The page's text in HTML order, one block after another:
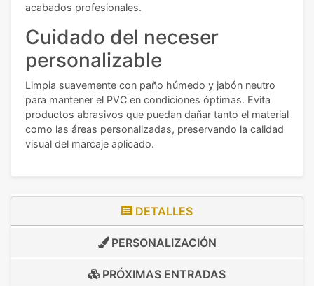
acabados profesionales.
Cuidado del neceser
personalizable
Limpia suavemente con paño húmedo y jabón neutro
para mantener el PVC en condiciones óptimas. Evita
productos abrasivos que puedan dañar tanto el material
como las áreas personalizadas, preservando la calidad
visual del marcaje aplicado.
DETALLES
PERSONALIZACIÓN
PRÓXIMAS ENTRADAS